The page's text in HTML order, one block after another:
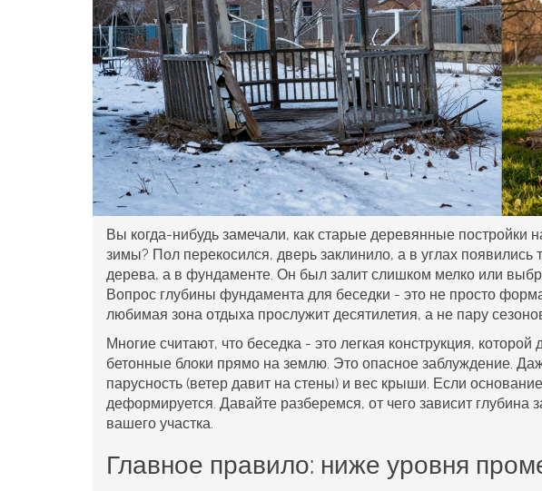
Вы когда-нибудь замечали, как старые деревянные постройки
зимы? Пол перекосился, дверь заклинило, а в углах
дерева, а в фундаменте. Он был залит слишком мелко или
Вопрос глубины фундамента для беседки - это не просто
любимая зона отдыха прослужит десятилетия, а не пару
Многие считают, что беседка - это легкая конструкция,
бетонные блоки прямо на землю. Это опасное заблуждение.
парусность (ветер давит на стены) и вес крыши. Если
деформируется. Давайте разберемся, от чего зависит глубина
вашего участка.
Главное правило: ниже уровня